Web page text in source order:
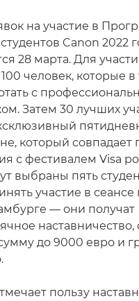
на участие в
Canon 2022
28 марта. Для
человек, которые в
с
Затем 30 лучших
который совпадает
с фестивалем Visa
выбраны пять
участие в
— они получат
наставничество,
до 9000 евро и
пользу